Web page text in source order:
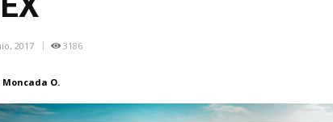
2017 3186
Moncada O.